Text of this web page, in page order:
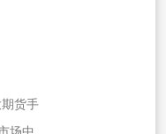
期货手